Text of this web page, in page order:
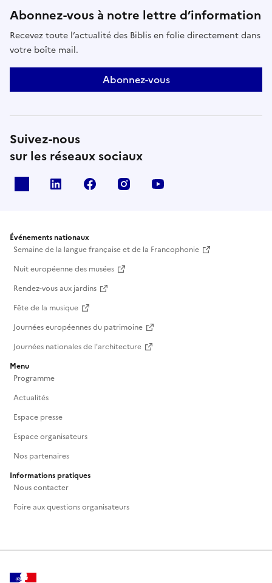
Abonnez-vous à notre lettre d’information
Recevez toute l’actualité des Biblis en folie directement dans
votre boîte mail.
Abonnez-vous
Suivez-nous
sur les réseaux sociaux
Linkedin Facebook Instagram
Événements nationaux
Semaine de la langue française et de la Francophonie
Nuit européenne des musées
Rendez-vous aux jardins
Fête de la musique
Journées européennes du patrimoine
Journées nationales de l'architecture
Menu
Programme
Actualités
Espace presse
Espace organisateurs
Nos partenaires
Informations pratiques
Nous contacter
Foire aux questions organisateurs